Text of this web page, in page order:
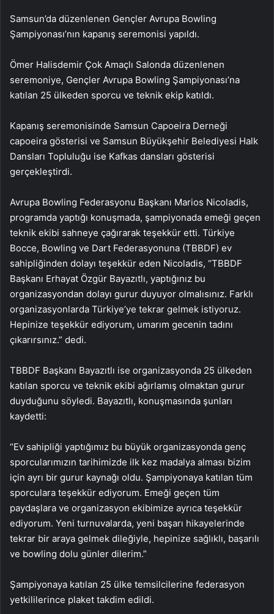
Samsun’da düzenlenen Gençler Avrupa Bowling
Şampiyonası’nın kapanış seremonisi yapıldı.
Ömer Halisdemir Çok Amaçlı Salonda düzenlenen
seremoniye, Gençler Avrupa Bowling Şampiyonası’na
katılan 25 ülkeden sporcu ve teknik ekip katıldı.
Kapanış seremonisinde Samsun Capoeira Derneği
capoeira gösterisi ve Samsun Büyükşehir Belediyesi Halk
Dansları Topluluğu ise Kafkas dansları gösterisi
gerçekleştirdi.
Avrupa Bowling Federasyonu Başkanı Marios Nicoladis,
programda yaptığı konuşmada, şampiyonada emeği geçen
teknik ekibi sahneye çağırarak teşekkür etti. Türkiye
Bocce, Bowling ve Dart Federasyonuna (TBBDF) ev
sahipliğinden dolayı teşekkür eden Nicoladis, “TBBDF
Başkanı Erhayat Özgür Bayazıtlı, yaptığınız bu
organizasyondan dolayı gurur duyuyor olmalısınız. Farklı
organizasyonlarda Türkiye’ye tekrar gelmek istiyoruz.
Hepinize teşekkür ediyorum, umarım gecenin tadını
çıkarırsınız.” dedi.
TBBDF Başkanı Bayazıtlı ise organizasyonda 25 ülkeden
katılan sporcu ve teknik ekibi ağırlamış olmaktan gurur
duyduğunu söyledi. Bayazıtlı, konuşmasında şunları
kaydetti:
“Ev sahipliği yaptığımız bu büyük organizasyonda genç
sporcularımızın tarihimizde ilk kez madalya alması bizim
için ayrı bir gurur kaynağı oldu. Şampiyonaya katılan tüm
sporculara teşekkür ediyorum. Emeği geçen tüm
paydaşlara ve organizasyon ekibimize ayrıca teşekkür
ediyorum. Yeni turnuvalarda, yeni başarı hikayelerinde
tekrar bir araya gelmek dileğiyle, hepinize sağlıklı, başarılı
ve bowling dolu günler dilerim.”
Şampiyonaya katılan 25 ülke temsilcilerine federasyon
yetkililerince plaket takdim edildi.